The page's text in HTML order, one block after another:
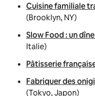
Cuisine familiale
(Brooklyn, NY)
Slow Food : un
Italie)
Pâtisserie
Fabriquer des
(Tokyo, Japon)